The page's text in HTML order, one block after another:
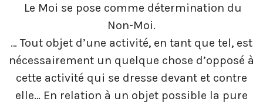
Le Moi se pose comme détermination du
Non-Moi.
… Tout objet d’une activité, en tant que tel, est
nécessairement un quelque chose d’opposé à
cette activité qui se dresse devant et contre
elle… En relation à un objet possible la pure